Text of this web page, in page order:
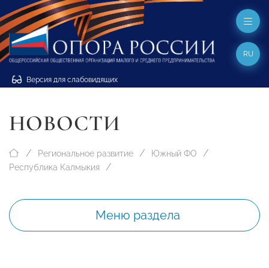
Версия для слабовидящих
RU
НОВОСТИ
Региональное развитие
Южный ФО
Республика Калмыкия
Меню раздела